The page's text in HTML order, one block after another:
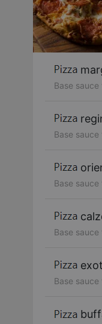
Base
Base
Base
Base
Base